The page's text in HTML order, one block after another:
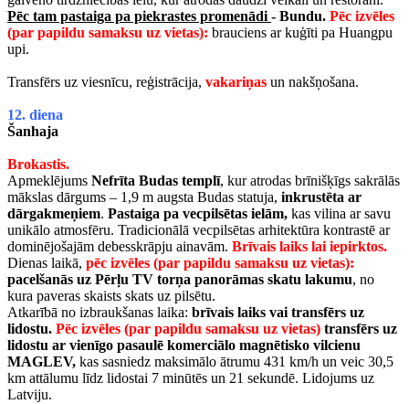
Pēc tam pastaiga pa piekrastes promenādi- Bundu. Pēc izvēles
(par papildu samaksu uz vietas): brauciens ar kuģīti pa Huangpu
upi.
Transfērs uz viesnīcu, reģistrācija, vakariņas un nakšņošana.
12. diena
Šanhaja
Brokastis.
Apmeklējums Nefrīta Budas templī, kur atrodas brīnišķīgs sakrālās
mākslas dārgums – 1,9 m augsta Budas statuja, inkrustēta ar
dārgakmeņiem. Pastaiga pa vecpilsētas ielām, kas vilina ar savu
unikālo atmosfēru. Tradicionālā vecpilsētas arhitektūra kontrastē ar
dominējošajām debesskrāpju ainavām. Brīvais laiks lai iepirktos.
Dienas laikā, pēc izvēles (par papildu samaksu uz vietas):
pacelšanās uz Pērļu TV torņa panorāmas skatu lakumu, no
kura paveras skaists skats uz pilsētu.
Atkarībā no izbraukšanas laika: brīvais laiks vai transfērs uz
lidostu. Pēc izvēles (par papildu samaksu uz vietas) transfērs uz
lidostu ar vienīgo pasaulē komerciālo magnētisko vilcienu
MAGLEV, kas sasniedz maksimālo ātrumu 431 km/h un veic 30,5
km attālumu līdz lidostai 7 minūtēs un 21 sekundē. Lidojums uz
Latviju.